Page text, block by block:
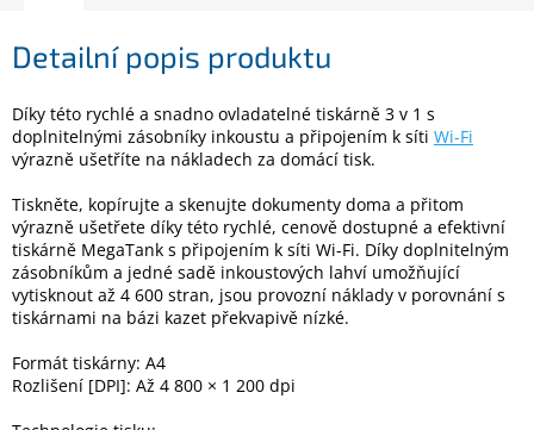
Domácnost
%
Black
Friday
VÝPRODEJ
Akční
Detailní popis produktu
Díky této rychlé a snadno ovladatelné tiskárně 3 v 1 s
doplnitelnými zásobníky inkoustu a připojením k síti Wi-Fi
výrazně ušetříte na nákladech za domácí tisk.
Tiskněte, kopírujte a skenujte dokumenty doma a přitom
výrazně ušetřete díky této rychlé, cenově dostupné a efektivní
tiskárně MegaTank s připojením k síti Wi-Fi. Díky doplnitelným
zásobníkům a jedné sadě inkoustových lahví umožňující
vytisknout až 4 600 stran, jsou provozní náklady v porovnání s
tiskárnami na bázi kazet překvapivě nízké.
Formát tiskárny: A4
Rozlišení [DPI]: Až 4 800 × 1 200 dpi